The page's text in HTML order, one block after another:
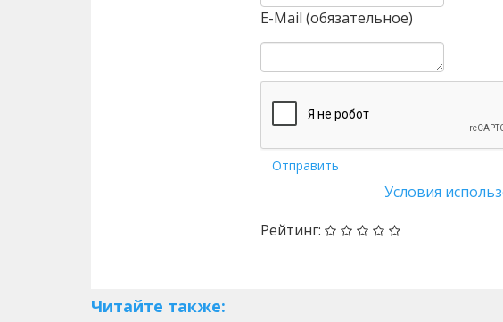
E-Mail (обязательное)
Отправить
Условия
Рейтинг:
Читайте также: